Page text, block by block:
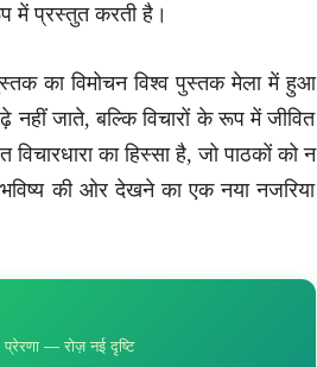
में प्रस्तुत करती है।
का विमोचन विश्व पुस्तक मेला में हुआ
जाते, बल्कि विचारों के रूप में जीवित
का हिस्सा है, जो पाठकों को न
की ओर देखने का एक नया नजरिया
— रोज़ नई दृष्टि